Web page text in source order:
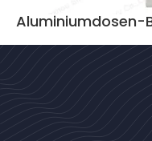
Aluminiumdosen-